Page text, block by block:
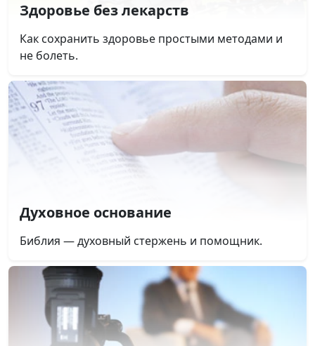
Здоровье без лекарств
Как сохранить здоровье простыми методами и
не болеть.
Духовное основание
Библия — духовный стержень и помощник.